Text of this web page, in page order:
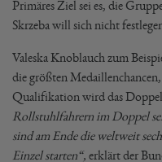
Primäres Ziel sei es, die
Skrzeba will sich nicht
Valeska Knoblauch zum
die größten
Qualifikation wird das Doppel
Rollstuhlfahrern im Doppel
sind am Ende die weltweit
Einzel starten“, erklärt der